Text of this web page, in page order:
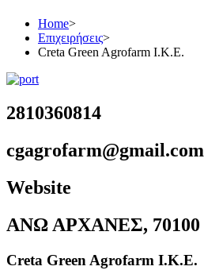
Home>
Επιχειρήσεις>
Creta Green Agrofarm Ι.Κ.Ε.
2810360814
cgagrofarm@gmail.com
Website
ΑΝΩ ΑΡΧΑΝΕΣ, 70100
Creta Green Agrofarm Ι.Κ.Ε.